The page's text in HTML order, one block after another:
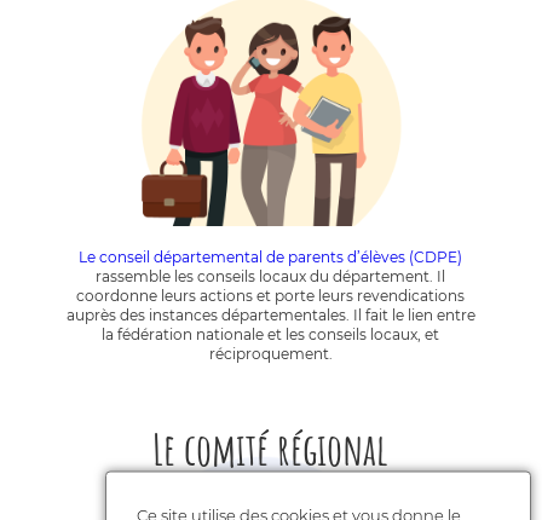
Le conseil départemental de parents d’élèves (CDPE)
rassemble les conseils locaux du département. Il
coordonne leurs actions et porte leurs revendications
auprès des instances départementales. Il fait le lien entre
la fédération nationale et les conseils locaux, et
réciproquement.
Le comité régional
Ce site utilise des cookies et vous donne le